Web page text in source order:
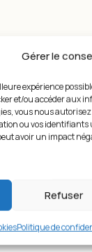
Gérer le
expérience
et/ou accéder aux
vous nous
ou vos identifiants
avoir un impact
Refuser
Politique de
l’impact
: gains de
amélioration…
de lecture